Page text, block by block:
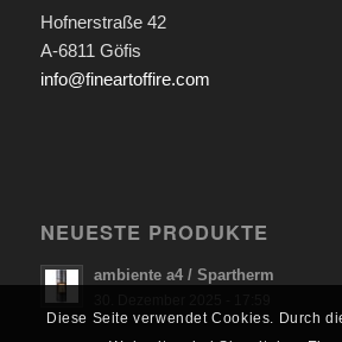
Hofnerstraße 42
A-6811 Göfis
info@fineartoffire.com
NEUESTE PRODUKTE
ambiente a4 / Spartherm
Diese Seite verwendet Cookies. Durch